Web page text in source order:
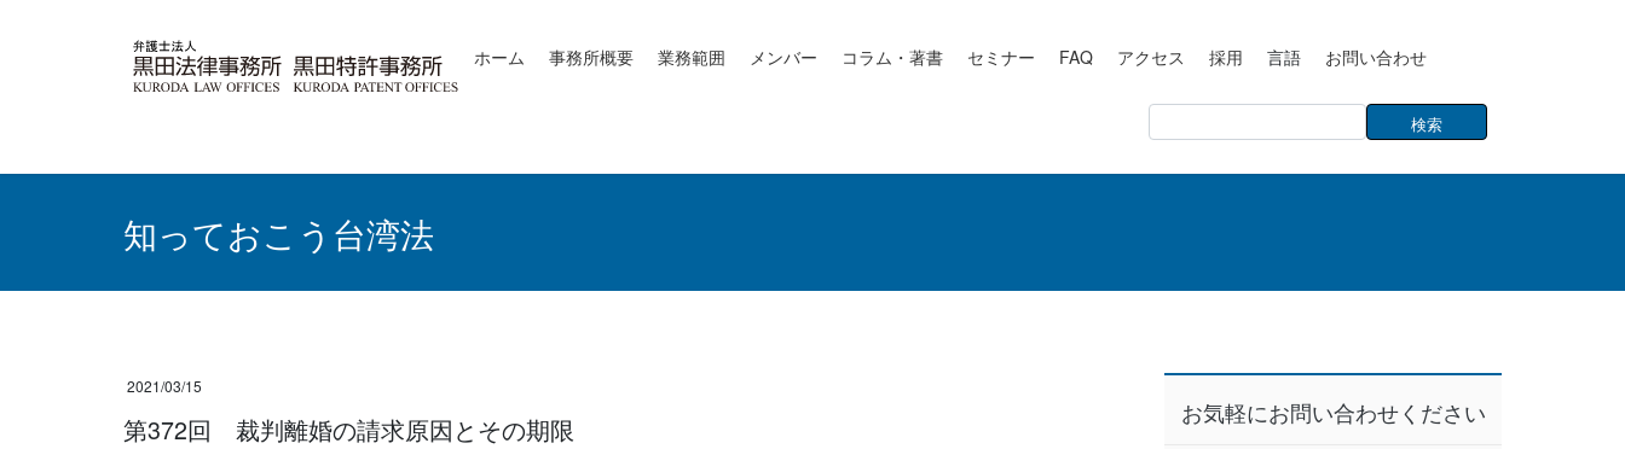
ホーム 事務所概要 業務範囲 メンバー コラム・著書 セミナー FAQ アクセス 採用 言語 お問い合わせ
知っておこう台湾法
2021/03/15
第372回 裁判離婚の請求原因とその期限
お気軽にお問い合わせください